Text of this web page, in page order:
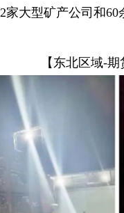
大型矿产公司和60
【东北区域-期